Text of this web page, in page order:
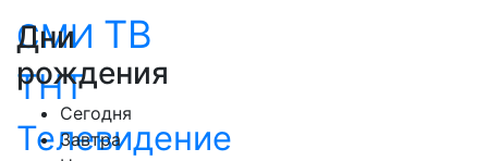
СМИ ТВ
ТНТ
Телевидение
Дни
рождения
Сегодня
Завтра